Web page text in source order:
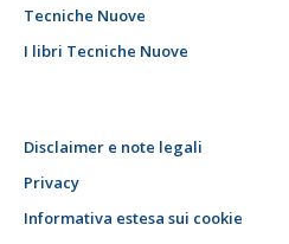
Tecniche Nuove
I libri Tecniche Nuove
Disclaimer e note legali
Privacy
Informativa estesa sui cookie